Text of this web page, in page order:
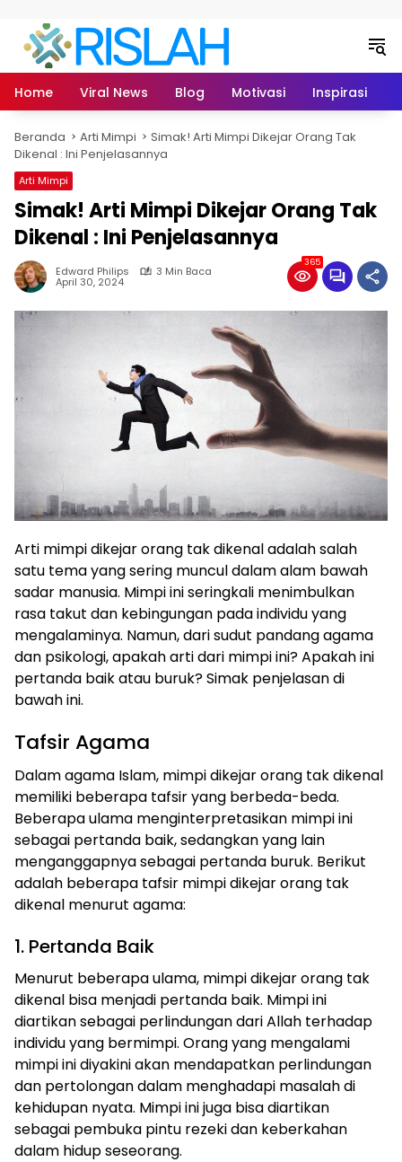
Home Viral News Blog Motivasi Inspirasi
Beranda Arti Mimpi
Simak! Arti Mimpi Dikejar Orang Tak
Dikenal : Ini Penjelasannya
Arti Mimpi
Simak! Arti Mimpi Dikejar Orang Tak
Dikenal : Ini Penjelasannya
Edward Philips 3 Min Baca
April 30, 2024
365
Arti mimpi dikejar orang tak dikenal adalah salah
satu tema yang sering muncul dalam alam bawah
sadar manusia. Mimpi ini seringkali menimbulkan
rasa takut dan kebingungan pada individu yang
mengalaminya. Namun, dari sudut pandang agama
dan psikologi, apakah arti dari mimpi ini? Apakah ini
pertanda baik atau buruk? Simak penjelasan di
bawah ini.
Tafsir Agama
Dalam agama Islam, mimpi dikejar orang tak dikenal
memiliki beberapa tafsir yang berbeda-beda.
Beberapa ulama menginterpretasikan mimpi ini
sebagai pertanda baik, sedangkan yang lain
menganggapnya sebagai pertanda buruk. Berikut
adalah beberapa tafsir mimpi dikejar orang tak
dikenal menurut agama:
1. Pertanda Baik
Menurut beberapa ulama, mimpi dikejar orang tak
dikenal bisa menjadi pertanda baik. Mimpi ini
diartikan sebagai perlindungan dari Allah terhadap
individu yang bermimpi. Orang yang mengalami
mimpi ini diyakini akan mendapatkan perlindungan
dan pertolongan dalam menghadapi masalah di
kehidupan nyata. Mimpi ini juga bisa diartikan
sebagai pembuka pintu rezeki dan keberkahan
dalam hidup seseorang.